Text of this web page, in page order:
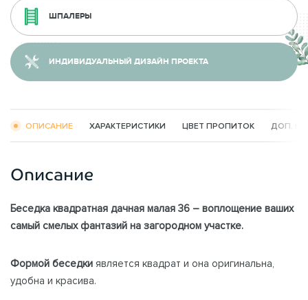
ШПАЛЕРЫ
ИНДИВИДУАЛЬНЫЙ ДИЗАЙН ПРОЕКТА
ОПИСАНИЕ ХАРАКТЕРИСТИКИ ЦВЕТ ПРОПИТОК ДОП.
Описание
Беседка квадратная дачная малая 36 – воплощение ваших
самый смелых фантазий на загородном участке.
Формой беседки является квадрат и она оригинальна,
удобна и красива.